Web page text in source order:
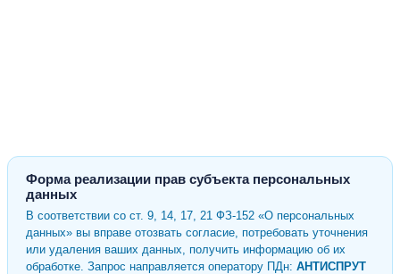
Форма реализации прав субъекта персональных
данных
В соответствии со ст. 9, 14, 17, 21 ФЗ-152 «О персональных
данных» вы вправе отозвать согласие, потребовать уточнения
или удаления ваших данных, получить информацию об их
обработке. Запрос направляется оператору ПДн: АНТИСПРУТ